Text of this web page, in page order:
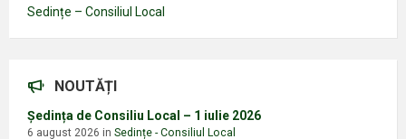
Sedințe – Consiliul Local
NOUTĂȚI
Ședința de Consiliu Local – 1 iulie 2026
6 august 2026 in Sedințe - Consiliul Local